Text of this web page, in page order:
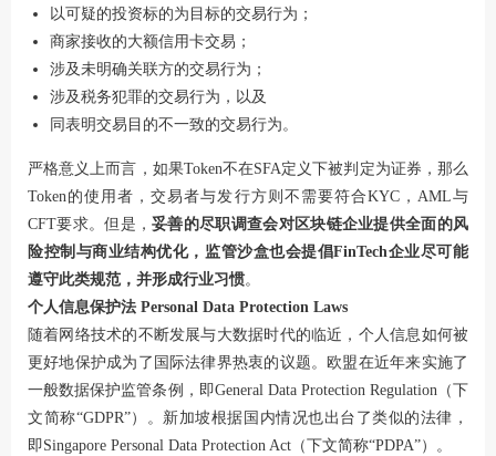
以可疑的投资标的为目标的交易行为；
商家接收的大额信用卡交易；
涉及未明确关联方的交易行为；
涉及税务犯罪的交易行为，以及
同表明交易目的不一致的交易行为。
严格意义上而言，如果Token不在SFA定义下被判定为证券，那么
Token的使用者，交易者与发行方则不需要符合KYC，AML与
CFT要求。但是，妥善的尽职调查会对区块链企业提供全面的风
险控制与商业结构优化，监管沙盒也会提倡FinTech企业尽可能
遵守此类规范，并形成行业习惯。
个人信息保护法 Personal Data Protection Laws
随着网络技术的不断发展与大数据时代的临近，个人信息如何被
更好地保护成为了国际法律界热衷的议题。欧盟在近年来实施了
一般数据保护监管条例，即General Data Protection Regulation（下
文简称“GDPR”）。新加坡根据国内情况也出台了类似的法律，
即Singapore Personal Data Protection Act（下文简称“PDPA”）。